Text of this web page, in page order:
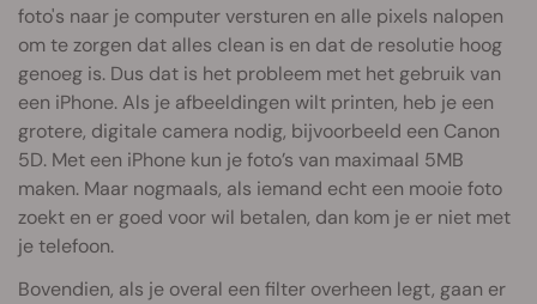
foto's naar je computer versturen en alle pixels nalopen
om te zorgen dat alles clean is en dat de resolutie hoog
genoeg is. Dus dat is het probleem met het gebruik van
een iPhone. Als je afbeeldingen wilt printen, heb je een
grotere, digitale camera nodig, bijvoorbeeld een Canon
5D. Met een iPhone kun je foto’s van maximaal 5MB
maken. Maar nogmaals, als iemand echt een mooie foto
zoekt en er goed voor wil betalen, dan kom je er niet met
je telefoon.
Bovendien, als je overal een filter overheen legt, gaan er